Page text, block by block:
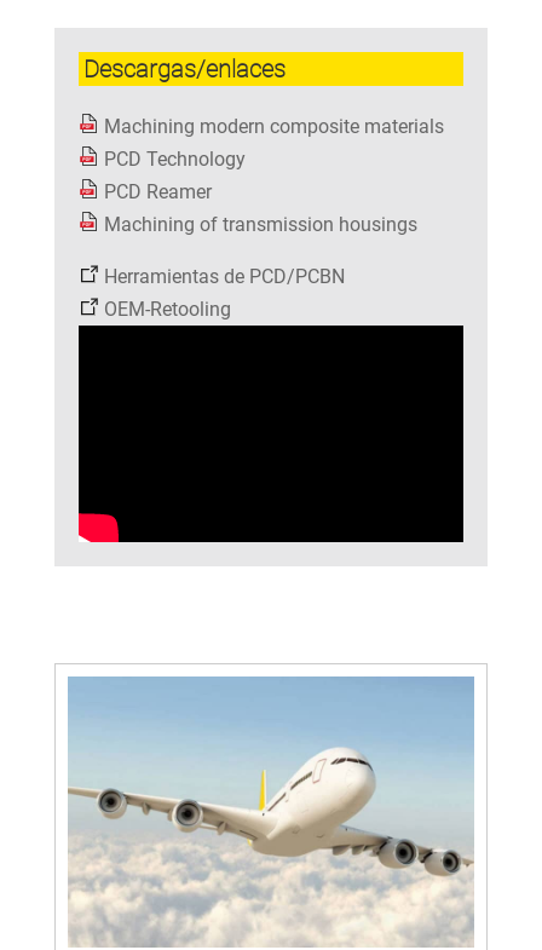
Descargas/enlaces
Machining modern composite materials
PCD Technology
PCD Reamer
Machining of transmission housings
Herramientas de PCD/PCBN
OEM-Retooling